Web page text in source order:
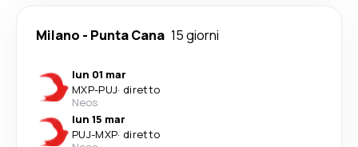
Milano - Punta Cana 15 giorni
lun 01 mar
MXP-PUJ· diretto
Neos
lun 15 mar
PUJ-MXP· diretto